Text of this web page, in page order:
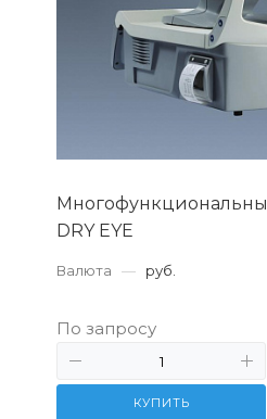
DRY EYE
Валюта — руб.
По запросу
КУПИТЬ